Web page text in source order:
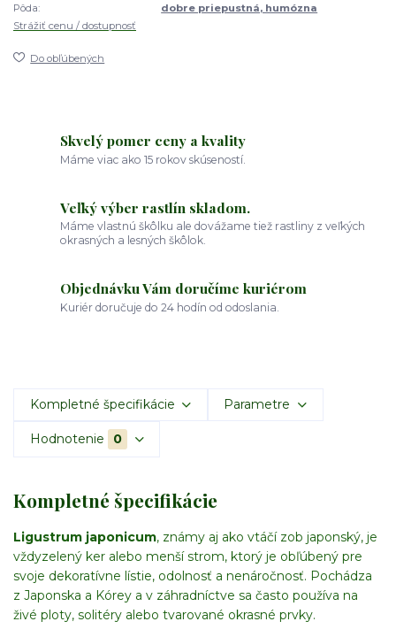
Pôda:
dobre priepustná, humózna
Strážiť cenu / dostupnosť
Do obľúbených
Skvelý pomer ceny a kvality
Máme viac ako 15 rokov skúseností.
Veľký výber rastlín skladom.
Máme vlastnú škôlku ale dovážame tiež rastliny z veľkých
okrasných a lesných škôlok.
Objednávku Vám doručíme kuriérom
Kuriér doručuje do 24 hodín od odoslania.
Kompletné špecifikácie Parametre
Hodnotenie 0
Kompletné špecifikácie
Ligustrum japonicum, známy aj ako vtáčí zob japonský, je
vždyzelený ker alebo menší strom, ktorý je obľúbený pre
svoje dekoratívne lístie, odolnosť a nenáročnosť. Pochádza
z Japonska a Kórey a v záhradníctve sa často používa na
živé ploty, solitéry alebo tvarované okrasné prvky.